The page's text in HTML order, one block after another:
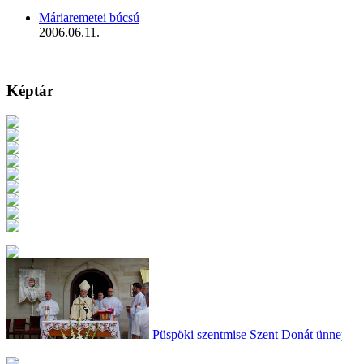
Máriaremetei búcsú
2006.06.11.
Képtár
Püspöki szentmise Szent Donát